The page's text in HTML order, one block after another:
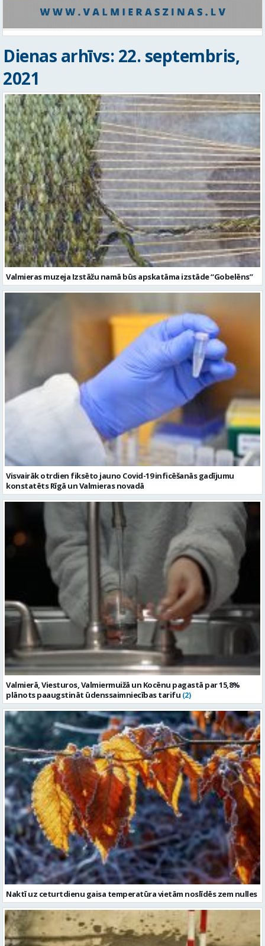
Dienas arhīvs: 22. septembris,
2021
Valmieras muzeja Izstāžu namā būs apskatāma izstāde “Gobelēns”
Visvairāk otrdien fiksēto jauno Covid-19 inficēšanās gadījumu
konstatēts Rīgā un Valmieras novadā
Valmierā, Viesturos, Valmiermuižā un Kocēnu pagastā par 15,8%
plānots paaugstināt ūdenssaimniecības tarifu (2)
Naktī uz ceturtdienu gaisa temperatūra vietām noslīdēs zem nulles